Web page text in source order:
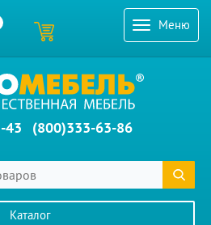
Меню
43 (800)333-63-86
Каталог